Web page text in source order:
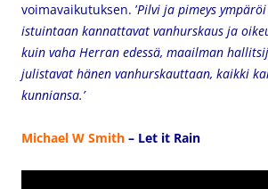
voimavaikutuksen. ’Pilvi ja pimeys
istuintaan kannattavat vanhurskaus ja
kuin vaha Herran edessä, maailman
julistavat hänen vanhurskauttaan, kaikki
kunniansa.’
Michael W Smith – Let it Rain